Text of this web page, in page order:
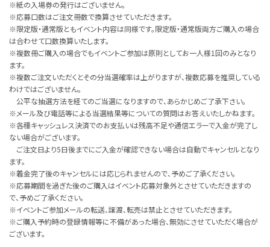
※紙の入場券の発行はございません。
※応募口数はご注文冊数で換算させていただきます。
※限定版・通常版ともイベント内容は同様です。限定版・通常版両方ご購入の場合
は合わせて口数換算いたします。
※複数冊ご購入の場合でもイベントご参加は原則としてお一人様1回のみとなり
ます。
※複数ご注文いただくとその分当選確率は上がりますが、複数応募を推奨している
わけではございません。
公平な抽選方法を経てのご当選になりますので、あらかじめご了承下さい。
※メール及び電話等による当選結果等についての質問はお答えいたしかねます。
※各種キャッシュレス決済でのお支払いは残高不足や通信エラーで入金が完了し
ない場合がございます。
ご注文日より5日後までにご入金が確認できない場合は自動でキャンセルとなり
ます。
※着金完了後のキャンセルには応じられませんので、予めご了承ください。
※応募期間を過ぎた後のご購入はイベント応募対象外とさせていただきますの
で、予めご了承ください。
※イベントご参加メールの転送、譲渡、転売は禁止とさせていただきます。
※ご購入予約時の登録情報等に不備があった場合、無効にさせていただく場合が
ございます。